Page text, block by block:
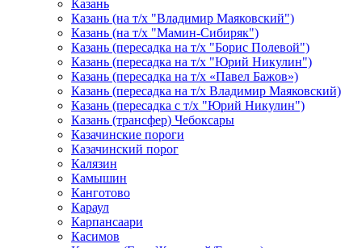
Казань
Казань (на т/х "Владимир Маяковский")
Казань (на т/х "Мамин-Сибиряк")
Казань (пересадка на т/х "Борис Полевой")
Казань (пересадка на т/х "Юрий Никулин")
Казань (пересадка на т/х «Павел Бажов»)
Казань (пересадка на т/х Владимир Маяковский)
Казань (пересадка с т/х "Юрий Никулин")
Казань (трансфер) Чебоксары
Казачинские пороги
Казачинский порог
Калязин
Камышин
Канготово
Караул
Карпансаари
Касимов